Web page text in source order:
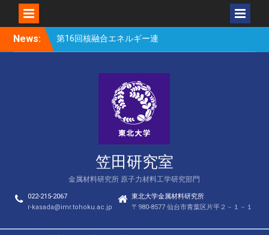
News:
第16回核融合エネルギー連
合講演会（笠田、Park、
村、Lee、He、Bae）
楽しい理科のはなし（仙台
市立松森小学校）
第16回核融合エネルギー連
合講演会若手優秀発表賞
笠田研究室
金属材料研究所 原子力材料工学研究部門
022-215-2067
r-kasada@imr.tohoku.ac.jp
東北大学金属材料研究所
〒980-8577 仙台市青葉区片平２－１－１